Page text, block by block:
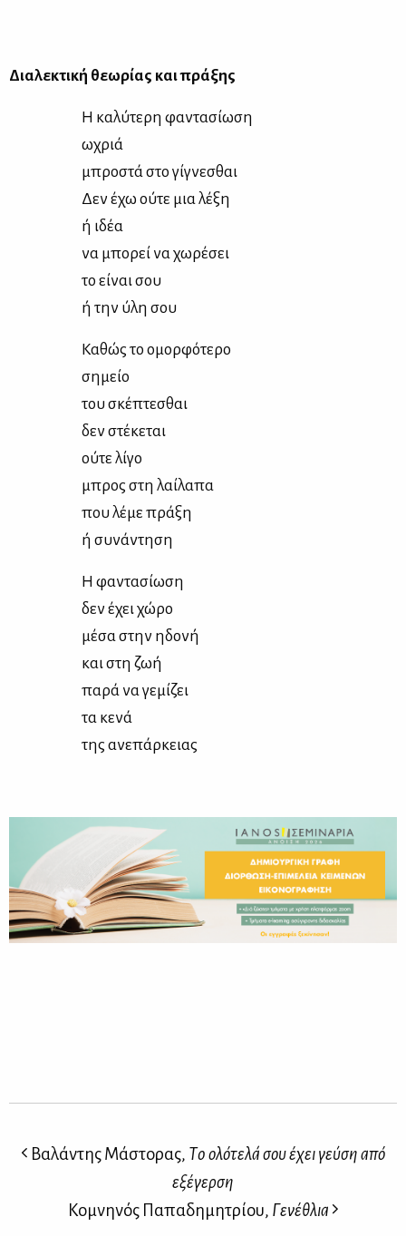
Δια­λε­κτι­κή θε­ω­ρί­ας και πρά­ξης
Η κα­λύ­τε­ρη φα­ντα­σί­ω­ση
ωχριά
μπρο­στά στο γί­γνε­σθαι
Δεν έχω ού­τε μια λέ­ξη
ή ιδέα
να μπο­ρεί να χω­ρέ­σει
το εί­ναι σου
ή την ύλη σου
Κα­θώς το ομορ­φό­τε­ρο
ση­μείο
του σκέ­πτε­σθαι
δεν στέ­κε­ται
ού­τε λί­γο
μπρος στη λαί­λα­πα
που λέ­με πρά­ξη
ή συ­νά­ντη­ση
Η φα­ντα­σί­ω­ση
δεν έχει χώ­ρο
μέ­σα στην ηδο­νή
και στη ζωή
πα­ρά να γε­μί­ζει
τα κε­νά
της ανε­πάρ­κειας
Βαλάντης Μάστορας, Τo ολότελά σου έχει γεύση από
εξέγερση
Κομνηνός Παπαδημητρίου, Γενέθλια